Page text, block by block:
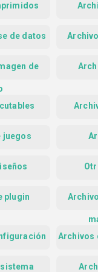
de datos
de
juegos
plugin
Archivos